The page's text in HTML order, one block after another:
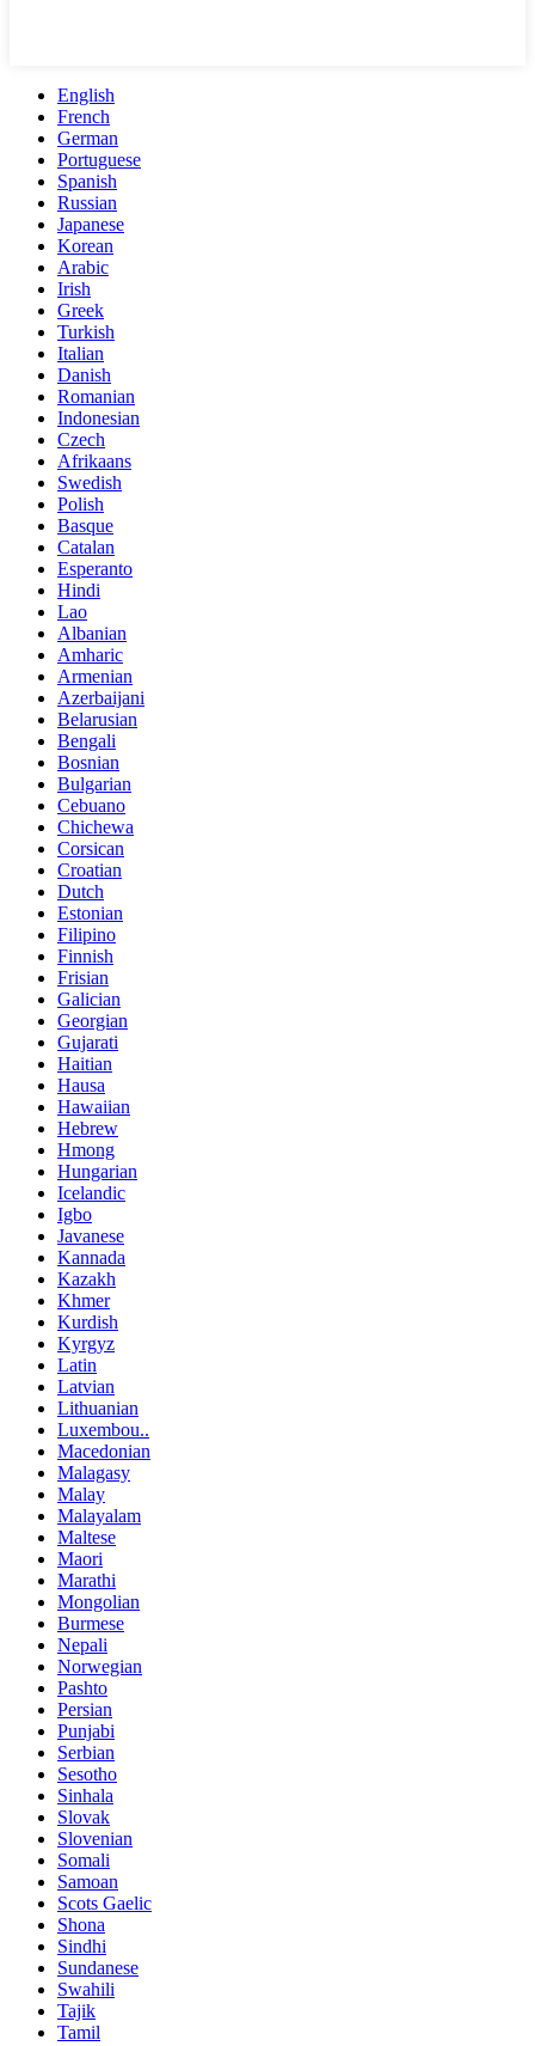
English
French
German
Portuguese
Spanish
Russian
Japanese
Korean
Arabic
Irish
Greek
Turkish
Italian
Danish
Romanian
Indonesian
Czech
Afrikaans
Swedish
Polish
Basque
Catalan
Esperanto
Hindi
Lao
Albanian
Amharic
Armenian
Azerbaijani
Belarusian
Bengali
Bosnian
Bulgarian
Cebuano
Chichewa
Corsican
Croatian
Dutch
Estonian
Filipino
Finnish
Frisian
Galician
Georgian
Gujarati
Haitian
Hausa
Hawaiian
Hebrew
Hmong
Hungarian
Icelandic
Igbo
Javanese
Kannada
Kazakh
Khmer
Kurdish
Kyrgyz
Latin
Latvian
Lithuanian
Luxembou..
Macedonian
Malagasy
Malay
Malayalam
Maltese
Maori
Marathi
Mongolian
Burmese
Nepali
Norwegian
Pashto
Persian
Punjabi
Serbian
Sesotho
Sinhala
Slovak
Slovenian
Somali
Samoan
Scots Gaelic
Shona
Sindhi
Sundanese
Swahili
Tajik
Tamil